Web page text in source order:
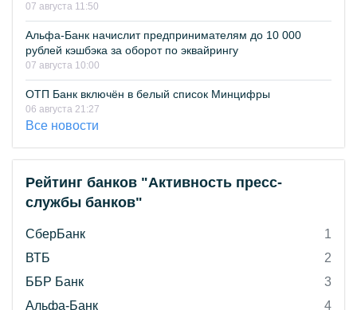
07 августа 11:50
Альфа-Банк начислит предпринимателям до 10 000
рублей кэшбэка за оборот по эквайрингу
07 августа 10:00
ОТП Банк включён в белый список Минцифры
06 августа 21:27
Все новости
Рейтинг банков "Активность пресс-
службы банков"
СберБанк
1
ВТБ
2
ББР Банк
3
Альфа-Банк
4